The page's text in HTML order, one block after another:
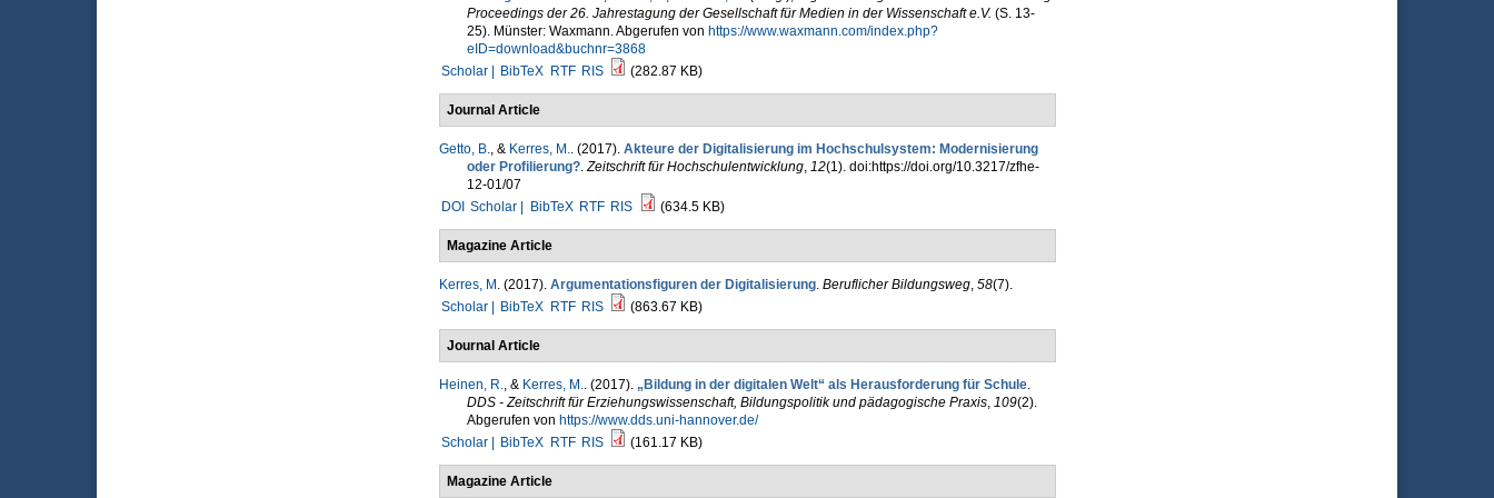
Proceedings der 26. Jahrestagung der Gesellschaft für Medien in der Wissenschaft e.V. (S. 13-
25). Münster: Waxmann. Abgerufen von https://www.waxmann.com/index.php?
eID=download&buchnr=3868
Scholar |
BibTeX RTF RIS (282.87 KB)
Journal Article
Getto, B., & Kerres, M.. (2017). Akteure der Digitalisierung im Hochschulsystem: Modernisierung
oder Profilierung?.Zeitschrift für Hochschulentwicklung, 12(1). doi:https://doi.org/10.3217/zfhe-
12-01/07
DOI Scholar | BibTeX RTF RIS (634.5 KB)
Magazine Article
Kerres, M . (2017). Argumentationsfiguren der Digitalisierung. Beruflicher Bildungsweg, 58(7).
Scholar |
BibTeX RTF RIS (863.67 KB)
Journal Article
Heinen, R., & Kerres, M.. (2017). „Bildung in der digitalen Welt“ als Herausforderung für Schule.
DDS - Zeitschrift für Erziehungswissenschaft, Bildungspolitik und pädagogische Praxis, 109(2).
Abgerufen von https://www.dds.uni-hannover.de/
Scholar |
BibTeX RTF RIS (161.17 KB)
Magazine Article